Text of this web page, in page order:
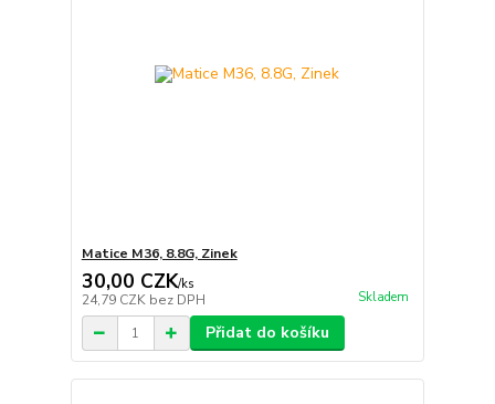
Matice M36, 8.8G, Zinek
30,00 CZK/ks
24,79 CZK bez DPH Skladem
Přidat do košíku